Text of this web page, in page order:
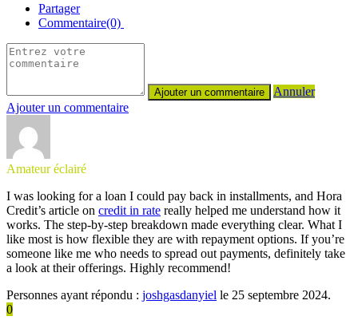
Partager
Commentaire(0)
Annuler
Ajouter un commentaire
Amateur éclairé
I was looking for a loan I could pay back in installments, and Hora
Credit’s article on credit in rate really helped me understand how it
works. The step-by-step breakdown made everything clear. What I
like most is how flexible they are with repayment options. If you’re
someone like me who needs to spread out payments, definitely take
a look at their offerings. Highly recommend!
Personnes ayant répondu : joshgasdanyiel le 25 septembre 2024.
0